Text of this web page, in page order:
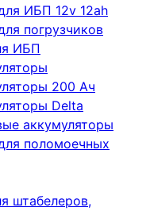
ИБП 12v 12ah
погрузчиков
ИБП
200 Ач
Delta
аккумуляторы
поломоечных
штабелеров,